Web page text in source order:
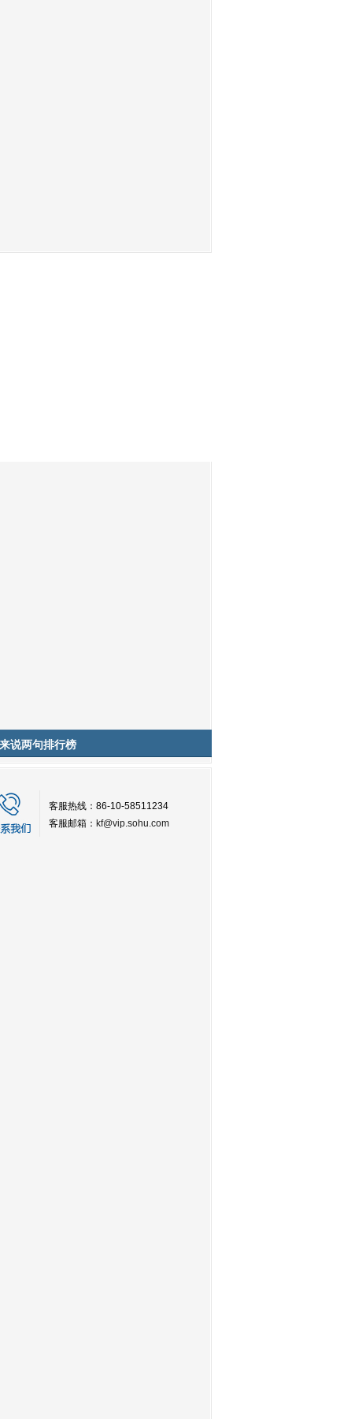
说两句排行榜
客服热线：86-10-58511234
客服邮箱： kf@vip.sohu.com